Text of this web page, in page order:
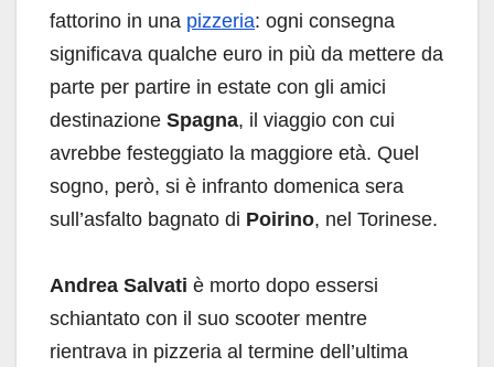
fattorino in una pizzeria: ogni consegna
significava qualche euro in più da mettere da
parte per partire in estate con gli amici
destinazione Spagna, il viaggio con cui
avrebbe festeggiato la maggiore età. Quel
sogno, però, si è infranto domenica sera
sull’asfalto bagnato di Poirino, nel Torinese.
Andrea Salvati è morto dopo essersi
schiantato con il suo scooter mentre
rientrava in pizzeria al termine dell’ultima